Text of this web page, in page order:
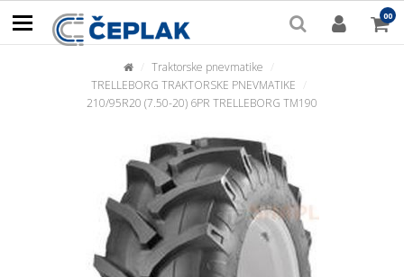
BREZPLAČNA POŠTNINA za nakupe nad 150€ 00
Traktorske pnevmatike
TRELLEBORG TRAKTORSKE PNEVMATIKE
210/95R20 (7.50-20) 6PR TRELLEBORG TM190